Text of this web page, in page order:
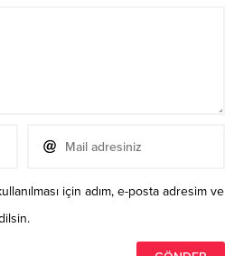
için adım, e-posta adresim ve